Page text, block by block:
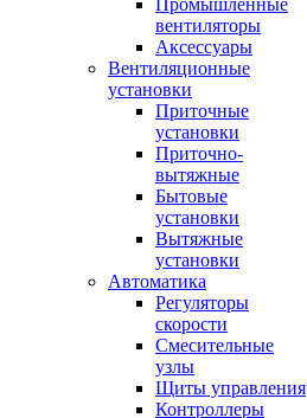
Промышленные
вентиляторы
Аксессуары
Вентиляционные
установки
Приточные
установки
Приточно-
вытяжные
Бытовые
установки
Вытяжные
установки
Автоматика
Регуляторы
скорости
Смесительные
узлы
Щиты управления
Контроллеры